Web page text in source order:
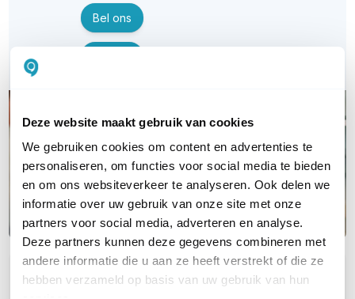
Deze website maakt gebruik van cookies
We gebruiken cookies om content en advertenties te
personaliseren, om functies voor social media te bieden
en om ons websiteverkeer te analyseren. Ook delen we
informatie over uw gebruik van onze site met onze
partners voor social media, adverteren en analyse.
Deze partners kunnen deze gegevens combineren met
andere informatie die u aan ze heeft verstrekt of die ze
hebben verzameld op basis van uw gebruik van hun
Bel ons
OVER DIT PRODUCT